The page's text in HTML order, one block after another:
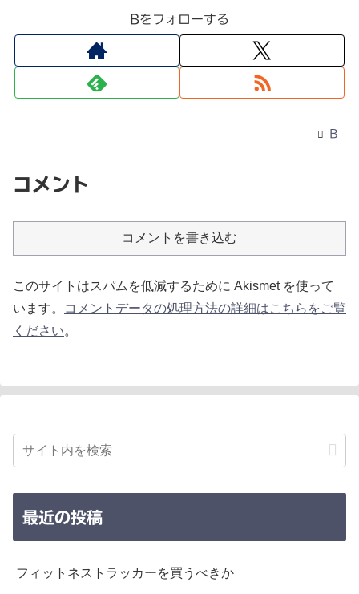
Bをフォローする
B
コメント
コメントを書き込む
このサイトはスパムを低減するために Akismet を使って
います。
コメントデータの処理方法の詳細はこちらをご覧
ください。
最近の投稿
フィットネストラッカーを買うべきか